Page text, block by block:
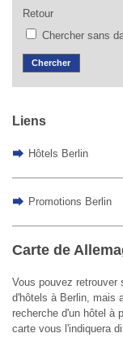
Retour
Chercher sans
Chercher
Liens
Hôtels Berlin
Promotions Berlin
Carte de
Vous pouvez retrouver
d'hôtels à Berlin, mais
recherche d'un hôtel à
carte vous l'indiquera